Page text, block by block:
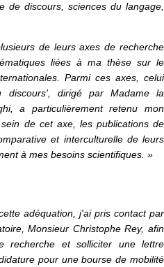
de discours, sciences du langage,
de leurs axes de recherche
liées à ma thèse sur le
Parmi ces axes, celui
discours', dirigé par Madame la
a particulièrement retenu mon
de cet axe, les publications de
et interculturelle de leurs
à mes besoins scientifiques. »
adéquation, j'ai pris contact par
Monsieur Christophe Rey, afin
recherche et solliciter une lettre
pour une bourse de mobilité